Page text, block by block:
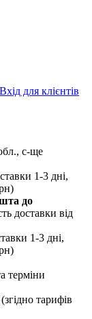
Вхід для клієнтів
с-ще
1-3 дні,
до
доставки від
1-3 дні,
терміни
тарифів